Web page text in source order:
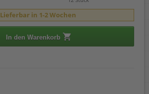
Lieferbar in 1-2 Wochen
In den Warenkorb